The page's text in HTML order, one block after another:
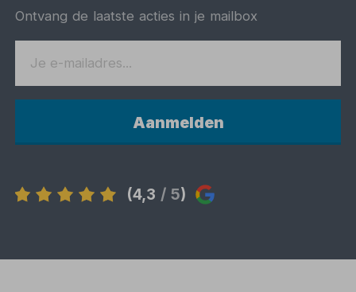
Ontvang de laatste acties in je mailbox
Aanmelden
(4,3 / 5)